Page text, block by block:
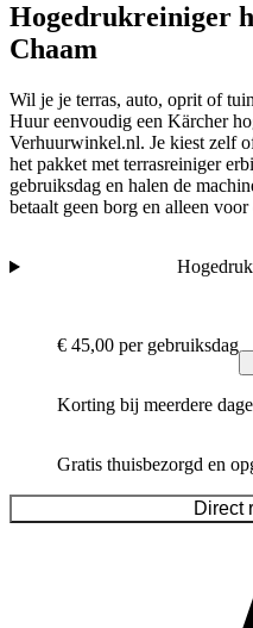
Hogedrukreiniger
Chaam
Wil je je terras, auto, oprit of
Huur eenvoudig een Kärcher
Verhuurwinkel.nl. Je kiest zelf
het pakket met terrasreiniger
gebruiksdag en halen de
betaalt geen borg en alleen
€ 45,00 per gebruiksdag
Korting bij meerdere
Gratis thuisbezorgd en
Direct